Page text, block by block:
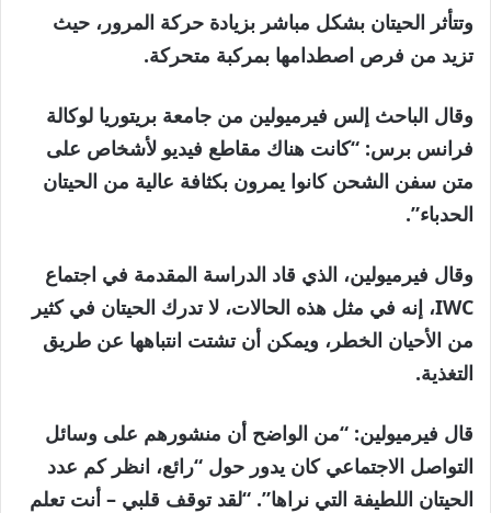
وتتأثر الحيتان بشكل مباشر بزيادة حركة المرور، حيث
تزيد من فرص اصطدامها بمركبة متحركة.
وقال الباحث إلس فيرميولين من جامعة بريتوريا لوكالة
فرانس برس: “كانت هناك مقاطع فيديو لأشخاص على
متن سفن الشحن كانوا يمرون بكثافة عالية من الحيتان
الحدباء”.
وقال فيرميولين، الذي قاد الدراسة المقدمة في اجتماع
IWC، إنه في مثل هذه الحالات، لا تدرك الحيتان في كثير
من الأحيان الخطر، ويمكن أن تشتت انتباهها عن طريق
التغذية.
قال فيرميولين: “من الواضح أن منشورهم على وسائل
التواصل الاجتماعي كان يدور حول “رائع، انظر كم عدد
الحيتان اللطيفة التي نراها”. “لقد توقف قلبي – أنت تعلم